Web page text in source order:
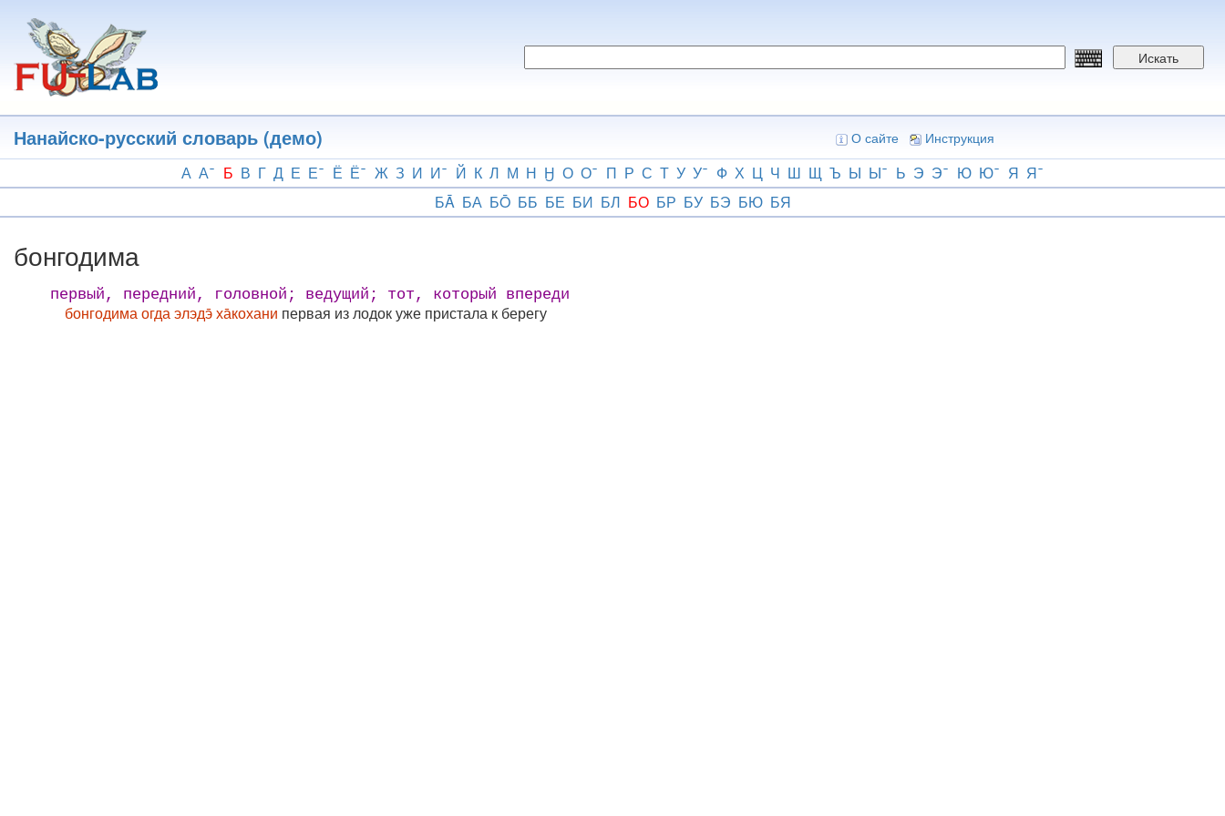
основному
содержанию
Искать
Нанайско-русский словарь (демо) О сайте Инструкция
А А Б В Г Д Е Е Ё Ё Ж З И И Й К Л М Н Ӈ О О П Р С Т У У Ф Х Ц Ч Ш Щ Ъ Ы Ы Ь Э Э Ю Ю Я Я
БĀ БА БŌ ББ БЕ БИ БЛ БО БР БУ БЭ БЮ БЯ
бонгодима
первый, передний, головной; ведущий; тот, который впереди
бонгодима огда элэдэ̄ ха̄кохани первая из лодок уже пристала к берегу